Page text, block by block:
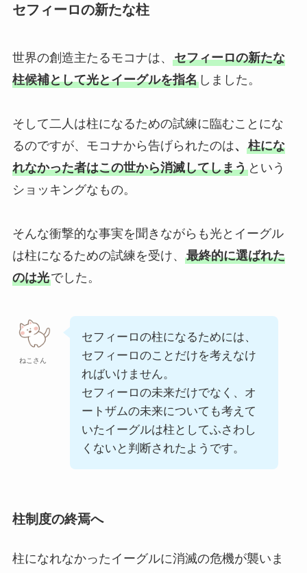
セフィーロの新たな柱
世界の創造主たるモコナは、 セフィーロの新たな
柱候補として光とイーグルを指名しました。
そして二人は柱になるための試練に臨むことにな
るのですが、モコナから告げられたのは、 柱にな
れなかった者はこの世から消滅してしまうという
ショッキングなもの。
そんな衝撃的な事実を聞きながらも光とイーグル
は柱になるための試練を受け、 最終的に選ばれた
のは光でした。
ねこさん
セフィーロの柱になるためには、
セフィーロのことだけを考えなけ
ればいけません。
セフィーロの未来だけでなく、オ
ートザムの未来についても考えて
いたイーグルは柱としてふさわし
くないと判断されたようです。
柱制度の終焉へ
柱になれなかったイーグルに消滅の危機が襲いま